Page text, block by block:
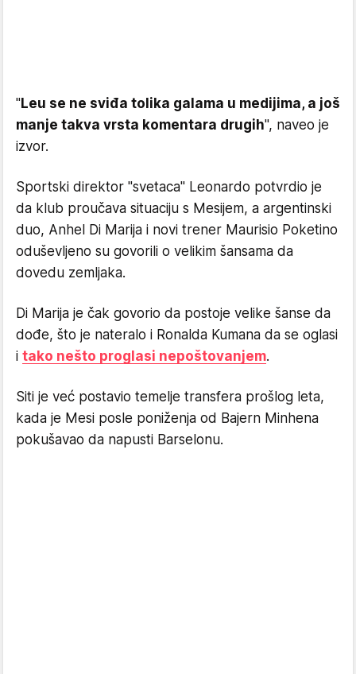
"Leu se ne sviđa tolika galama u medijima, a još
manje takva vrsta komentara drugih", naveo je
izvor.
Sportski direktor "svetaca" Leonardo potvrdio je
da klub proučava situaciju s Mesijem, a argentinski
duo, Anhel Di Marija i novi trener Maurisio Poketino
oduševljeno su govorili o velikim šansama da
dovedu zemljaka.
Di Marija je čak govorio da postoje velike šanse da
dođe, što je nateralo i Ronalda Kumana da se oglasi
i tako nešto proglasi nepoštovanjem.
Siti je već postavio temelje transfera prošlog leta,
kada je Mesi posle poniženja od Bajern Minhena
pokušavao da napusti Barselonu.